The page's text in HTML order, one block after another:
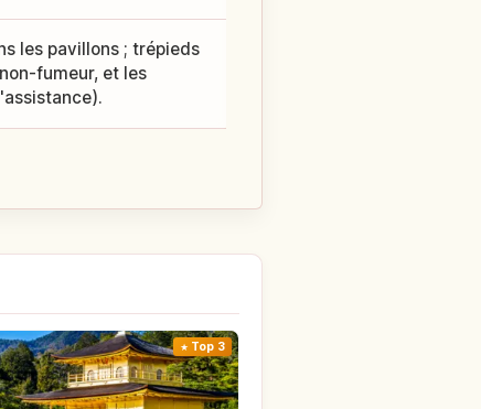
les pavillons ; trépieds
fumeur, et les
Top 3